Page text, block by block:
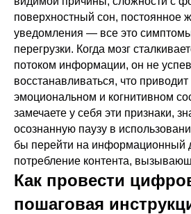
поверхностный сон, постоянное
уведомления — все это
перегрузки. Когда мозг
потоком информации, он не
восстанавливаться, что
эмоциональном и когнитивном
замечаете у себя эти признаки,
осознанную паузу в
бы перейти на информационный
потребление контента,
Как провести
пошаговая